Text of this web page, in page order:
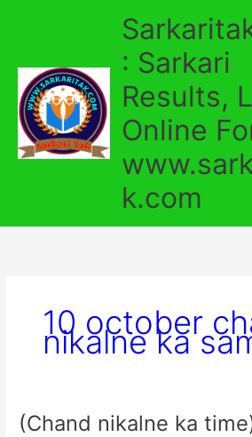
: Sarkari
Results,
Online
k.com
10 october
nikalne ka
(Chand nikalne ka
(Chand